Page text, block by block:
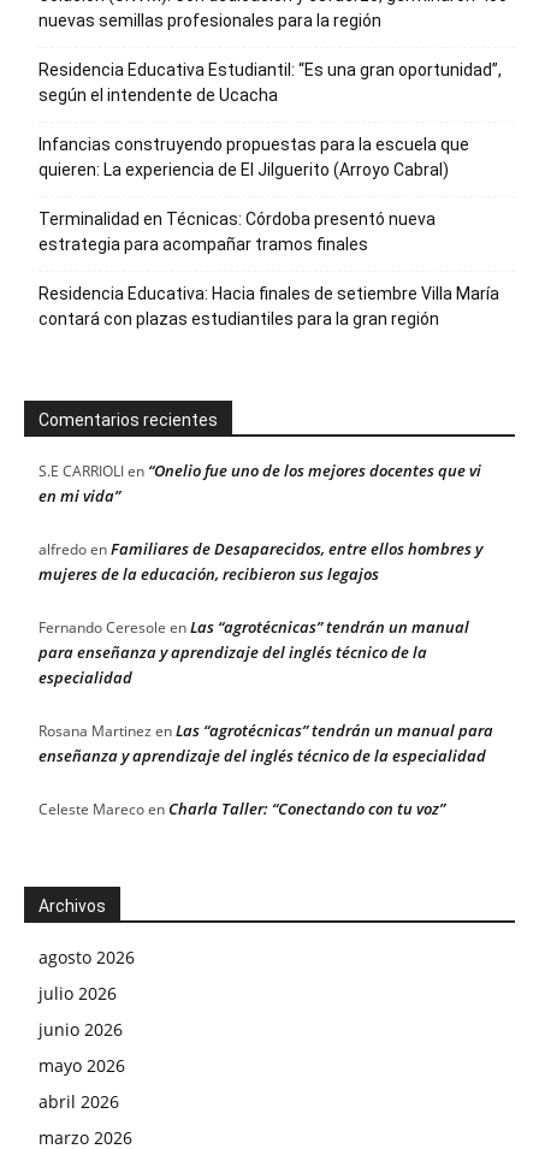
nuevas semillas profesionales para la región
Residencia Educativa Estudiantil: “Es una gran oportunidad”,
según el intendente de Ucacha
Infancias construyendo propuestas para la escuela que
quieren: La experiencia de El Jilguerito (Arroyo Cabral)
Terminalidad en Técnicas: Córdoba presentó nueva
estrategia para acompañar tramos finales
Residencia Educativa: Hacia finales de setiembre Villa María
contará con plazas estudiantiles para la gran región
Comentarios recientes
S.E CARRIOLIen “Onelio fue uno de los mejores docentes que vi
en mi vida”
alfredoenFamiliares de Desaparecidos, entre ellos hombres y
mujeres de la educación, recibieron sus legajos
Fernando Ceresole enLas “agrotécnicas” tendrán un manual
para enseñanza y aprendizaje del inglés técnico de la
especialidad
Rosana Martinez enLas “agrotécnicas” tendrán un manual para
enseñanza y aprendizaje del inglés técnico de la especialidad
Celeste MarecoenCharla Taller: “Conectando con tu voz”
Archivos
agosto 2026
julio 2026
junio 2026
mayo 2026
abril 2026
marzo 2026